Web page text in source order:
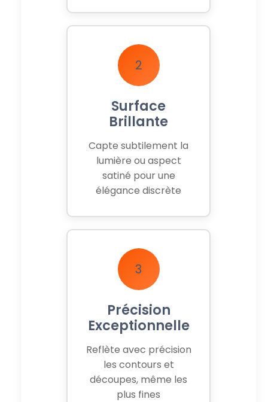
2
Surface
Brillante
Capte subtilement la
lumière ou aspect
satiné pour une
élégance discrète
3
Précision
Exceptionnelle
Reflète avec précision
les contours et
découpes, même les
plus fines